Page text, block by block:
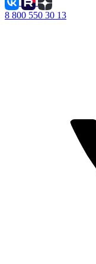
8 800 550 30 13